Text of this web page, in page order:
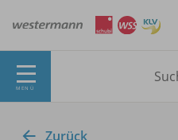
MENÜ
Zurück